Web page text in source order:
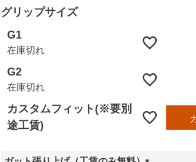
グリップサイズ
G1
在庫切れ
G2
在庫切れ
カスタムフィット(※要別
途工賃)